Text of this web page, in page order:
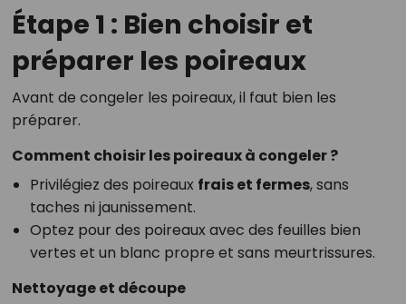
Étape 1 : Bien choisir et
préparer les poireaux
Avant de congeler les poireaux, il faut bien les
préparer.
Comment choisir les poireaux à congeler ?
Privilégiez des poireaux frais et fermes, sans
taches ni jaunissement.
Optez pour des poireaux avec des feuilles bien
vertes et un blanc propre et sans meurtrissures.
Nettoyage et découpe